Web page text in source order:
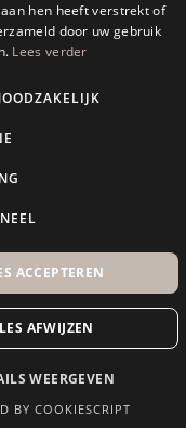
2026 ©
hen heeft verstrekt of
door uw gebruik
Lees verder
ACCEPTEREN
AFWIJZEN
WEERGEVEN
BY COOKIESCRIPT